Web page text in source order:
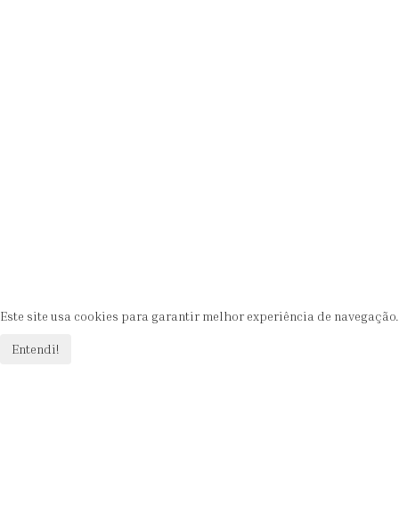
Este site usa cookies para garantir melhor experiência de navegação.
Entendi!